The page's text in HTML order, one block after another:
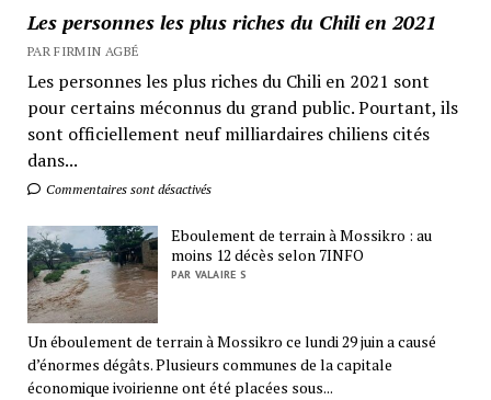
Les personnes les plus riches du Chili en 2021
PAR FIRMIN AGBÉ
Les personnes les plus riches du Chili en 2021 sont
pour certains méconnus du grand public. Pourtant, ils
sont officiellement neuf milliardaires chiliens cités
dans...
Commentaires sont désactivés
Eboulement de terrain à Mossikro : au
moins 12 décès selon 7INFO
PAR VALAIRE S
Un éboulement de terrain à Mossikro ce lundi 29 juin a causé
d’énormes dégâts. Plusieurs communes de la capitale
économique ivoirienne ont été placées sous...